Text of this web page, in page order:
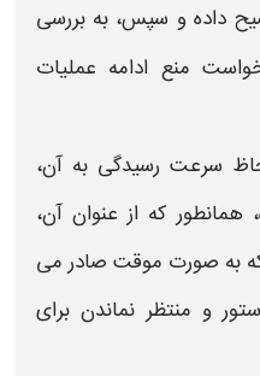
داده و سپس، به بررسی
منع ادامه عملیات
سرعت رسیدگی به آن،
همانطور که از عنوان آن،
به صورت موقت صادر می
و منتظر نماندن برای